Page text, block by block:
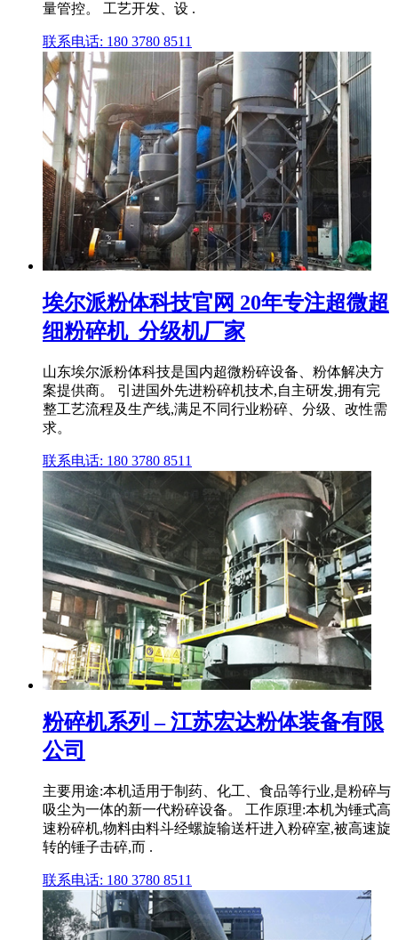
量管控。 工艺开发、设 .
联系电话: 180 3780 8511
埃尔派粉体科技官网 20年专注超微超
细粉碎机_分级机厂家
山东埃尔派粉体科技是国内超微粉碎设备、粉体解决方
案提供商。 引进国外先进粉碎机技术,自主研发,拥有完
整工艺流程及生产线,满足不同行业粉碎、分级、改性需
求。
联系电话: 180 3780 8511
粉碎机系列 – 江苏宏达粉体装备有限
公司
主要用途:本机适用于制药、化工、食品等行业,是粉碎与
吸尘为一体的新一代粉碎设备。 工作原理:本机为锤式高
速粉碎机,物料由料斗经螺旋输送杆进入粉碎室,被高速旋
转的锤子击碎,而 .
联系电话: 180 3780 8511